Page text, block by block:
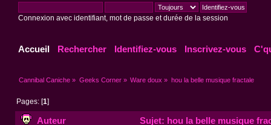
Connexion avec identifiant, mot de passe et durée de la session
Accueil Rechercher Identifiez-vous Inscrivez-vous
Cannibal Caniche » Geeks Corner» Ware doux » hou la belle musique fractale
Pages: [1]
Auteur Sujet: hou la belle musique